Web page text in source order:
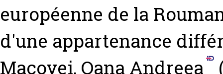
européenne de la
d'une appartenance
Macovei, Oana Andreea